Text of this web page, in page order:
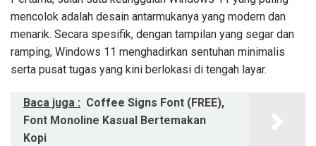
mencolok adalah desain antarmukanya yang modern dan
menarik. Secara spesifik, dengan tampilan yang segar dan
ramping, Windows 11 menghadirkan sentuhan minimalis
serta pusat tugas yang kini berlokasi di tengah layar.
Baca juga : Coffee Signs Font (FREE),
Font Monoline Kasual Bertemakan
Kopi